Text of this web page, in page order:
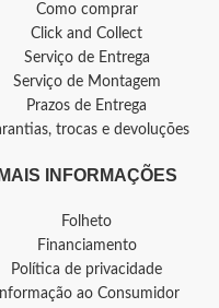
Como comprar
Click and Collect
Serviço de Entrega
Serviço de Montagem
Prazos de Entrega
trocas e devoluções
MAIS INFORMAÇÕES
Folheto
Financiamento
Política de privacidade
Informação ao Consumidor